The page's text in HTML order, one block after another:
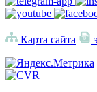
Карта сайта